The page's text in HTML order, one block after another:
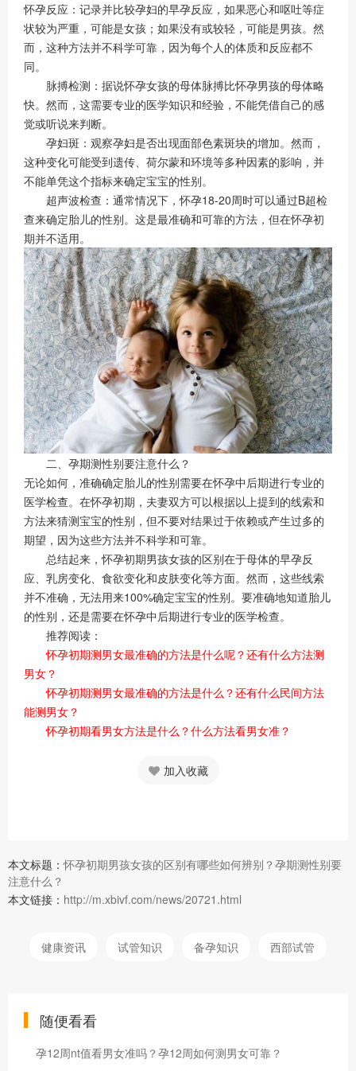
怀孕反应：记录并比较孕妇的早孕反应，如果恶心和呕吐等症
状较为严重，可能是女孩；如果没有或较轻，可能是男孩。然
而，这种方法并不科学可靠，因为每个人的体质和反应都不
同。
脉搏检测：据说怀孕女孩的母体脉搏比怀孕男孩的母体略
快。然而，这需要专业的医学知识和经验，不能凭借自己的感
觉或听说来判断。
孕妇斑：观察孕妇是否出现面部色素斑块的增加。然而，
这种变化可能受到遗传、荷尔蒙和环境等多种因素的影响，并
不能单凭这个指标来确定宝宝的性别。
超声波检查：通常情况下，怀孕18-20周时可以通过B超检
查来确定胎儿的性别。这是最准确和可靠的方法，但在怀孕初
期并不适用。
二、孕期测性别要注意什么？
无论如何，准确确定胎儿的性别需要在怀孕中后期进行专业的
医学检查。在怀孕初期，夫妻双方可以根据以上提到的线索和
方法来猜测宝宝的性别，但不要对结果过于依赖或产生过多的
期望，因为这些方法并不科学和可靠。
总结起来，怀孕初期男孩女孩的区别在于母体的早孕反
应、乳房变化、食欲变化和皮肤变化等方面。然而，这些线索
并不准确，无法用来100%确定宝宝的性别。要准确地知道胎儿
的性别，还是需要在怀孕中后期进行专业的医学检查。
推荐阅读：
怀孕初期测男女最准确的方法是什么呢？还有什么方法测
男女？
怀孕初期测男女最准确的方法是什么？还有什么民间方法
能测男女？
怀孕初期看男女方法是什么？什么方法看男女准？
加入收藏
本文标题：怀孕初期男孩女孩的区别有哪些如何辨别？孕期测性别要
注意什么？
本文链接： http://m.xbivf.com/news/20721.html
健康资讯 试管知识 备孕知识 西部试管
随便看看
孕12周nt值看男女准吗？孕12周如何测男女可靠？